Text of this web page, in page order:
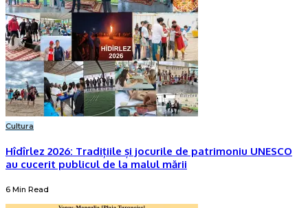
Cultura
Hîdîrlez 2026: Tradițiile și jocurile de patrimoniu UNESCO
au cucerit publicul de la malul mării
6 Min Read